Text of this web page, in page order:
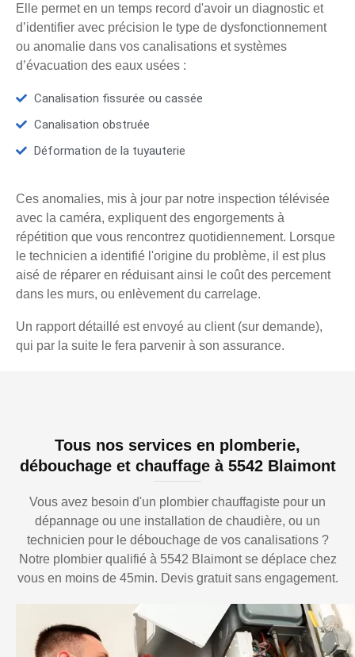
Elle permet en un temps record d'avoir un diagnostic et
d’identifier avec précision le type de dysfonctionnement
ou anomalie dans vos canalisations et systèmes
d’évacuation des eaux usées :
Canalisation fissurée ou cassée
Canalisation obstruée
Déformation de la tuyauterie
Ces anomalies, mis à jour par notre inspection télévisée
avec la caméra, expliquent des engorgements à
répétition que vous rencontrez quotidiennement. Lorsque
le technicien a identifié l'origine du problème, il est plus
aisé de réparer en réduisant ainsi le coût des percement
dans les murs, ou enlèvement du carrelage.
Un rapport détaillé est envoyé au client (sur demande),
qui par la suite le fera parvenir à son assurance.
Tous nos services en plomberie,
débouchage et chauffage à 5542 Blaimont
Vous avez besoin d'un plombier chauffagiste pour un
dépannage ou une installation de chaudière, ou un
technicien pour le débouchage de vos canalisations ?
Notre plombier qualifié à 5542 Blaimont se déplace chez
vous en moins de 45min. Devis gratuit sans engagement.